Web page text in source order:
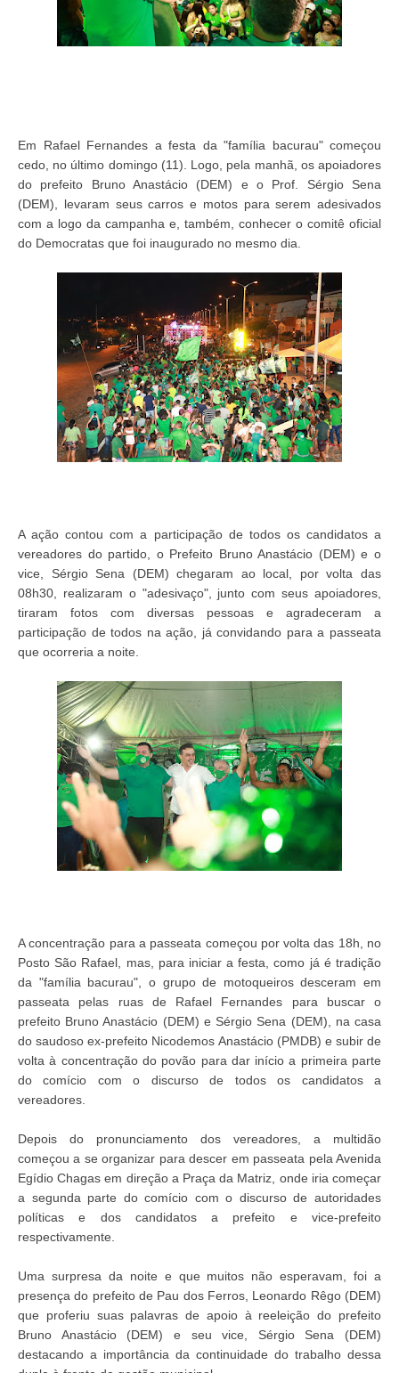
Em Rafael Fernandes a festa da "família bacurau" começou
cedo, no último domingo (11). Logo, pela manhã, os apoiadores
do prefeito Bruno Anastácio (DEM) e o Prof. Sérgio Sena
(DEM), levaram seus carros e motos para serem adesivados
com a logo da campanha e, também, conhecer o comitê oficial
do Democratas que foi inaugurado no mesmo dia.
A ação contou com a participação de todos os candidatos a
vereadores do partido, o Prefeito Bruno Anastácio (DEM) e o
vice, Sérgio Sena (DEM) chegaram ao local, por volta das
08h30, realizaram o "adesivaço", junto com seus apoiadores,
tiraram fotos com diversas pessoas e agradeceram a
participação de todos na ação, já convidando para a passeata
que ocorreria a noite.
A concentração para a passeata começou por volta das 18h, no
Posto São Rafael, mas, para iniciar a festa, como já é tradição
da "família bacurau", o grupo de motoqueiros desceram em
passeata pelas ruas de Rafael Fernandes para buscar o
prefeito Bruno Anastácio (DEM) e Sérgio Sena (DEM), na casa
do saudoso ex-prefeito Nicodemos Anastácio (PMDB) e subir de
volta à concentração do povão para dar início a primeira parte
do comício com o discurso de todos os candidatos a
vereadores.
Depois do pronunciamento dos vereadores, a multidão
começou a se organizar para descer em passeata pela Avenida
Egídio Chagas em direção a Praça da Matriz, onde iria começar
a segunda parte do comício com o discurso de autoridades
políticas e dos candidatos a prefeito e vice-prefeito
respectivamente.
Uma surpresa da noite e que muitos não esperavam, foi a
presença do prefeito de Pau dos Ferros, Leonardo Rêgo (DEM)
que proferiu suas palavras de apoio à reeleição do prefeito
Bruno Anastácio (DEM) e seu vice, Sérgio Sena (DEM)
destacando a importância da continuidade do trabalho dessa